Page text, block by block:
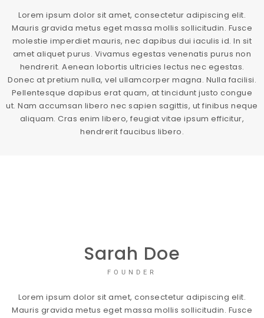
Lorem ipsum dolor sit amet, consectetur adipiscing elit.
Mauris gravida metus eget massa mollis sollicitudin. Fusce
molestie imperdiet mauris, nec dapibus dui iaculis id. In sit
amet aliquet purus. Vivamus egestas venenatis purus non
hendrerit. Aenean lobortis ultricies lectus nec egestas.
Donec at pretium nulla, vel ullamcorper magna. Nulla facilisi.
Pellentesque dapibus erat quam, at tincidunt justo congue
ut. Nam accumsan libero nec sapien sagittis, ut finibus neque
aliquam. Cras enim libero, feugiat vitae ipsum efficitur,
hendrerit faucibus libero.
Sarah Doe
FOUNDER
Lorem ipsum dolor sit amet, consectetur adipiscing elit.
Mauris gravida metus eget massa mollis sollicitudin. Fusce